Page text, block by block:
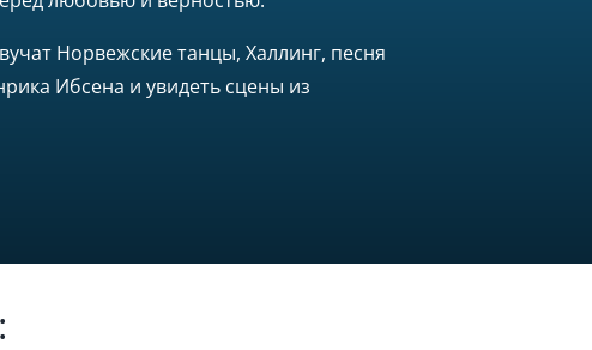
Норвежские танцы, Халлинг, песня
Ибсена и увидеть сцены из